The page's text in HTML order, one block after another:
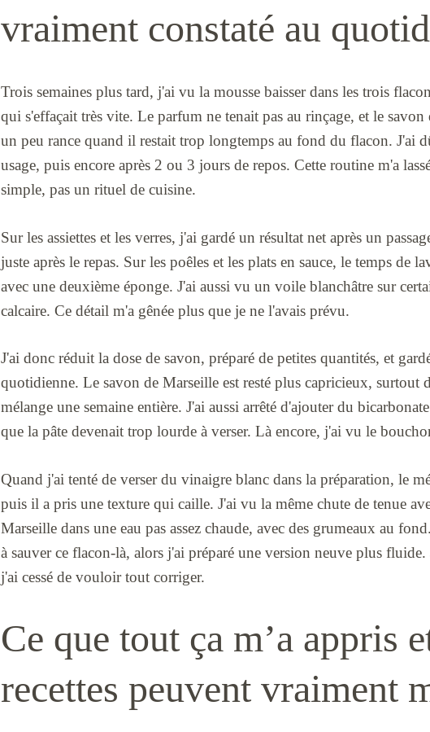
vraiment constaté au
Trois semaines plus tard, j'ai vu la mousse baisser dans les trois
qui s'effaçait très vite. Le parfum ne tenait pas au rinçage, et le
un peu rance quand il restait trop longtemps au fond du flacon. J'ai
usage, puis encore après 2 ou 3 jours de repos. Cette routine m'a
simple, pas un rituel de cuisine.
Sur les assiettes et les verres, j'ai gardé un résultat net après un
juste après le repas. Sur les poêles et les plats en sauce, le temps de
avec une deuxième éponge. J'ai aussi vu un voile blanchâtre sur
calcaire. Ce détail m'a gênée plus que je ne l'avais prévu.
J'ai donc réduit la dose de savon, préparé de petites quantités, et
quotidienne. Le savon de Marseille est resté plus capricieux, surtout
mélange une semaine entière. J'ai aussi arrêté d'ajouter du
que la pâte devenait trop lourde à verser. Là encore, j'ai vu le
Quand j'ai tenté de verser du vinaigre blanc dans la préparation, le
puis il a pris une texture qui caille. J'ai vu la même chute de tenue
Marseille dans une eau pas assez chaude, avec des grumeaux au
à sauver ce flacon-là, alors j'ai préparé une version neuve plus
j'ai cessé de vouloir tout corriger.
Ce que tout ça m’a appris
recettes peuvent vraiment